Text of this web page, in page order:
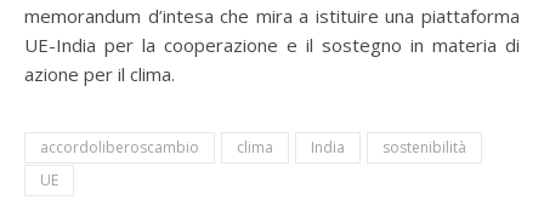
memorandum d’intesa che mira a istituire una piattaforma
UE-India per la cooperazione e il sostegno in materia di
azione per il clima.
accordoliberoscambio clima India
sostenibilità
UE